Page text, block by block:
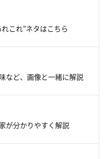
これ”ネタはこちら
など、画像と一緒に解説
が分かりやすく解説